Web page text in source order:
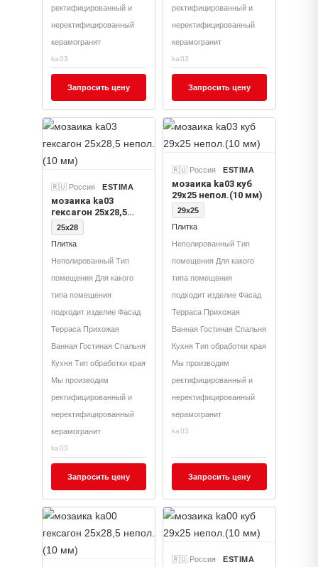
ректифицированный и
неректифицированный
керамогранит
ka03
Запросить цену
ректифицированный и
неректифицированный
керамогранит
ka03
Запросить цену
🇷🇺 Россия ESTIMA
мозаика ka03
гексагон 25x28,5
непол.(10 мм)
25x28
Плитка
Неполированный Тип
помещения Для какого
типа помещения
подходит изделие Фасад
Терраса Прихожая
Ванная Гостиная Спальня
Кухня Тип обработки края
Мы производим
ректифицированный и
неректифицированный
керамогранит
ka03
Запросить цену
🇷🇺 Россия ESTIMA
мозаика ka03 куб
29x25 непол.(10 мм)
29x25
Плитка
Неполированный Тип
помещения Для какого
типа помещения
подходит изделие Фасад
Терраса Прихожая
Ванная Гостиная Спальня
Кухня Тип обработки края
Мы производим
ректифицированный и
неректифицированный
керамогранит
ka03
Запросить цену
🇷🇺 Россия ESTIMA